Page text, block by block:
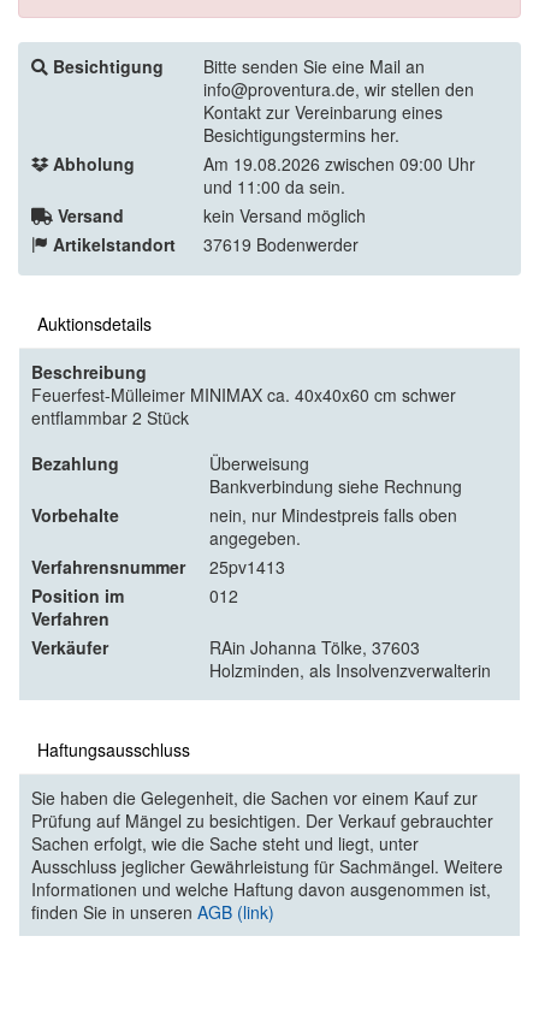
Besichtigung
Bitte senden Sie eine Mail an
info@proventura.de, wir stellen den
Kontakt zur Vereinbarung eines
Besichtigungstermins her.
Abholung
Am 19.08.2026 zwischen 09:00 Uhr
und 11:00 da sein.
Versand
kein Versand möglich
Artikelstandort
37619 Bodenwerder
Auktionsdetails
Beschreibung
Feuerfest-Mülleimer MINIMAX ca. 40x40x60 cm schwer
entflammbar 2 Stück
Bezahlung
Überweisung
Bankverbindung siehe Rechnung
Vorbehalte
nein, nur Mindestpreis falls oben
angegeben.
Verfahrensnummer
25pv1413
Position im
Verfahren
012
Verkäufer
RAin Johanna Tölke, 37603
Holzminden, als Insolvenzverwalterin
Haftungsausschluss
Sie haben die Gelegenheit, die Sachen vor einem Kauf zur
Prüfung auf Mängel zu besichtigen. Der Verkauf gebrauchter
Sachen erfolgt, wie die Sache steht und liegt, unter
Ausschluss jeglicher Gewährleistung für Sachmängel. Weitere
Informationen und welche Haftung davon ausgenommen ist,
finden Sie in unseren AGB (link)